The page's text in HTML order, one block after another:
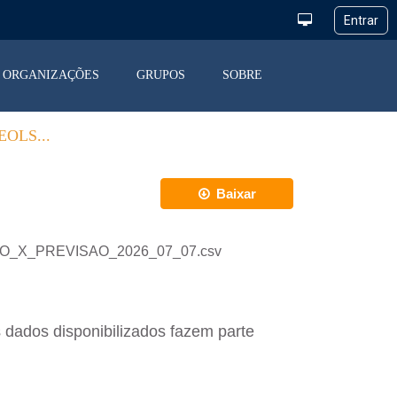
ORGANIZAÇÕES GRUPOS SOBRE
Baixar
disponibilizados fazem parte